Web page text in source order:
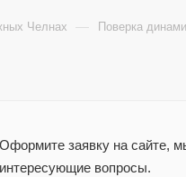
Челнах — Поверка
Оформите заявку на сайте,
интересующие вопросы.